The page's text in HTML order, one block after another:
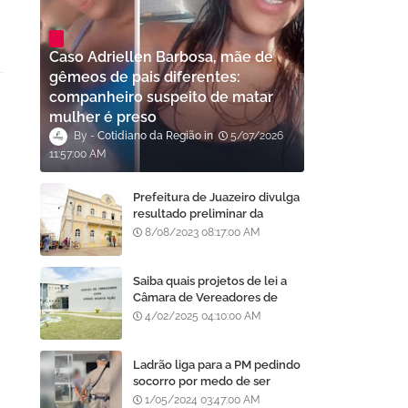
Caso Adriellen Barbosa, mãe de
gêmeos de pais diferentes:
companheiro suspeito de matar
mulher é preso
Cotidiano da Região
5/07/2026
11:57:00 AM
Prefeitura de Juazeiro divulga
resultado preliminar da
análise de currículos do
8/08/2023 08:17:00 AM
Saiba quais projetos de lei a
Câmara de Vereadores de
Juazeiro aprovou
4/02/2025 04:10:00 AM
Ladrão liga para a PM pedindo
socorro por medo de ser
assassinado por moradores
1/05/2024 03:47:00 AM